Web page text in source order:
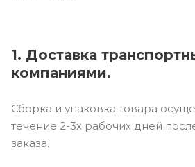
1. Доставка
компаниями.
Сборка и упаковка товара
течение 2-3х рабочих дней
заказа.